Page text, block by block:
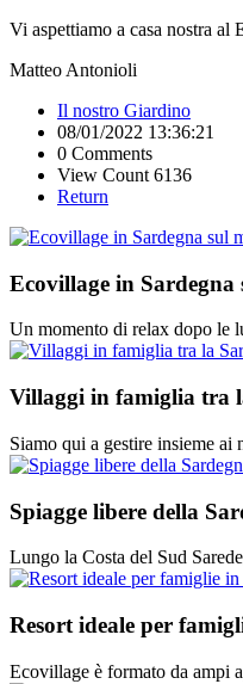
Vi aspettiamo a casa nostra al
Matteo Antonioli
Il nostro Giardino
08/01/2022 13:36:21
0 Comments
View Count 6136
Return
Ecovillage in Sardegna
Un momento di relax dopo le
Villaggi in famiglia tra
Siamo qui a gestire insieme
Spiagge libere della
Lungo la Costa del Sud
Resort ideale per
Ecovillage è formato da ampi